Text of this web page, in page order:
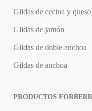
Gildas de cecina y queso
Gildas de jamón
Gildas de doble anchoa
Gildas de anchoa
PRODUCTOS